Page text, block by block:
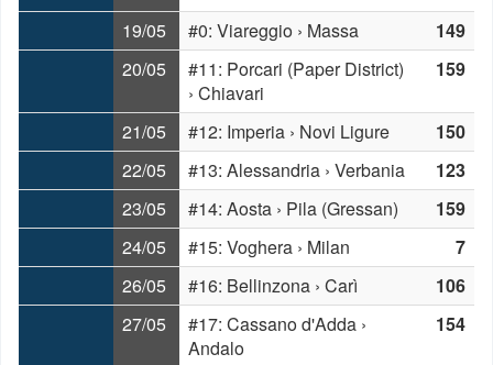
19/05
#0: Viareggio › Massa
149
20/05
#11: Porcari (Paper District)
› Chiavari
159
21/05 #12: Imperia › Novi Ligure
150
22/05
#13: Alessandria › Verbania
123
23/05
#14: Aosta › Pila (Gressan)
159
24/05
#15: Voghera › Milan
7
26/05
#16: Bellinzona › Carì
106
27/05
#17: Cassano d'Adda ›
Andalo
154